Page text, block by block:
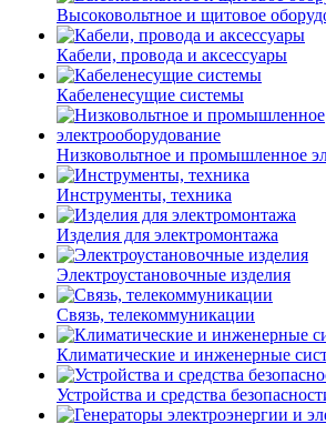
Высоковольтное и щитовое
Кабели, провода и аксессуары
Кабеленесущие системы
Низковольтное и промышленное
Инструменты, техника
Изделия для электромонтажа
Электроустановочные изделия
Связь, телекоммуникации
Климатические и инженерные
Устройства и средства